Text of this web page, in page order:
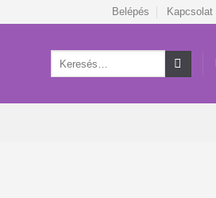
Belépés Kapcsolat